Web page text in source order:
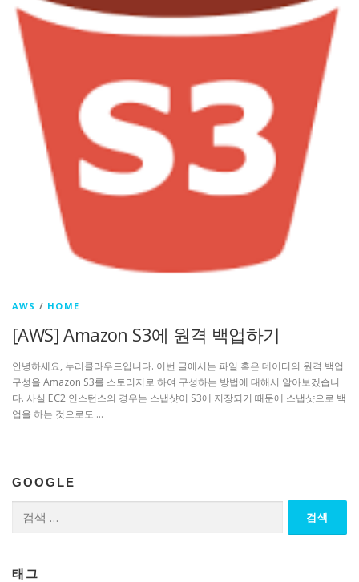
AWS / HOME
[AWS] Amazon S3에 원격 백업하기
안녕하세요, 누리클라우드입니다. 이번 글에서는 파일 혹은 데이터의 원격 백업
구성을 Amazon S3를 스토리지로 하여 구성하는 방법에 대해서 알아보겠습니
다. 사실 EC2 인스턴스의 경우는 스냅샷이 S3에 저장되기 때문에 스냅샷으로 백
업을 하는 것으로도 …
GOOGLE
태그